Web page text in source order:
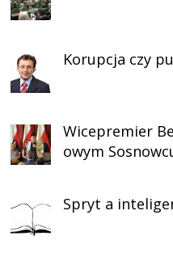
Korupcja czy
Wicepremier
owym
Spryt a